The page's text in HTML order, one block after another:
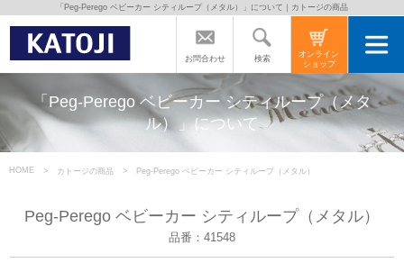
トップページ
カトージの商品
商品をご愛用の方へ
よくあるご質問
お問合わせ 検索
オンライン
ショップ
「Peg-Perego ベビーカー シティループ（メタル）」について｜カトージの商品
「Peg-Perego ベビーカー シティループ（メタ
ル）」について
HOME カトージの商品 Peg-Perego ベビーカー シティループ（メタル）
Peg-Perego ベビーカー シティループ（メタル）
品番：41548